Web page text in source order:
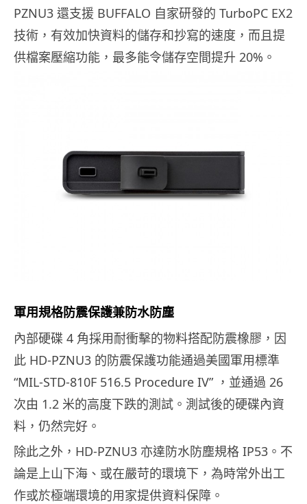
PZNU3 還支援 BUFFALO 自家研發的 TurboPC EX2
技術，有效加快資料的儲存和抄寫的速度，而且提
供檔案壓縮功能，最多能令儲存空間提升 20%。
軍用規格防震保護兼防水防塵
內部硬碟 4 角採用耐衝擊的物料搭配防震橡膠，因
此 HD-PZNU3 的防震保護功能通過美國軍用標準
“MIL-STD-810F 516.5 Procedure IV” ，並通過 26
次由 1.2 米的高度下跌的測試。測試後的硬碟內資
料，仍然完好。
除此之外，HD-PZNU3 亦達防水防塵規格 IP53。不
論是上山下海、或在嚴苛的環境下，為時常外出工
作或於極端環境的用家提供資料保障。